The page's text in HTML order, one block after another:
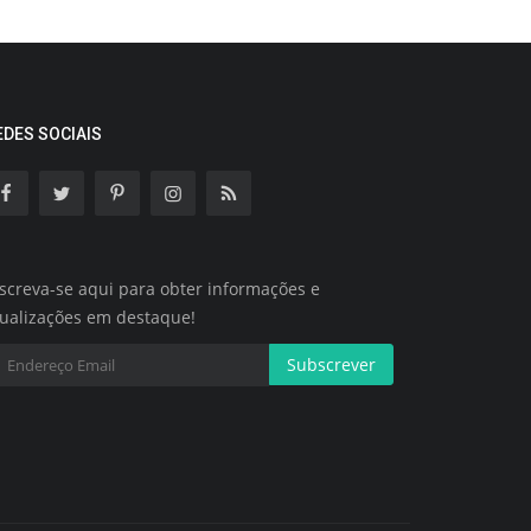
SOCIAIS
se aqui para obter informações e
em destaque!
Subscrever